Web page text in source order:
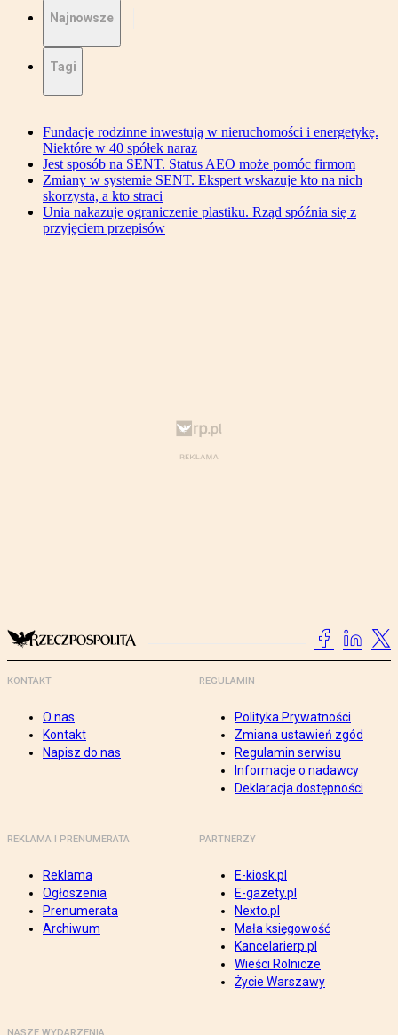
Najnowsze
Tagi
Fundacje rodzinne inwestują w nieruchomości i energetykę.
Niektóre w 40 spółek naraz
Jest sposób na SENT. Status AEO może pomóc firmom
Zmiany w systemie SENT. Ekspert wskazuje kto na nich
skorzysta, a kto straci
Unia nakazuje ograniczenie plastiku. Rząd spóźnia się z
przyjęciem przepisów
KONTAKT
O nas
Kontakt
Napisz do nas
REGULAMIN
Polityka Prywatności
Zmiana ustawień zgód
Regulamin serwisu
Informacje o nadawcy
Deklaracja dostępności
REKLAMA I PRENUMERATA
Reklama
Ogłoszenia
Prenumerata
Archiwum
PARTNERZY
E-kiosk.pl
E-gazety.pl
Nexto.pl
Mała księgowość
Kancelarierp.pl
Wieści Rolnicze
Życie Warszawy